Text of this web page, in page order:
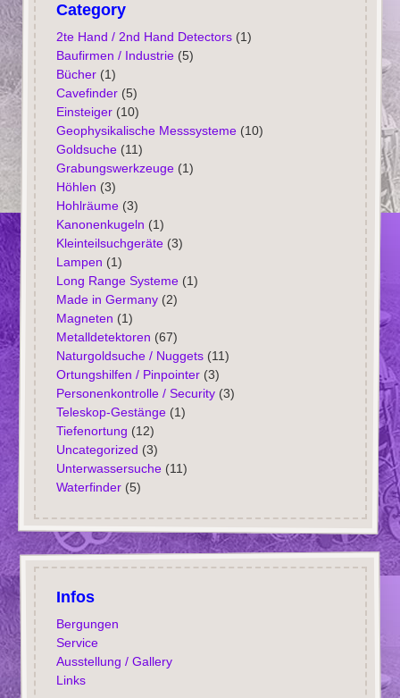
Category
2te Hand / 2nd Hand Detectors(1)
Baufirmen / Industrie(5)
Bücher(1)
Cavefinder(5)
Einsteiger(10)
Geophysikalische Messsysteme(10)
Goldsuche(11)
Grabungswerkzeuge(1)
Höhlen (3)
Hohlräume(3)
Kanonenkugeln (1)
Kleinteilsuchgeräte(3)
Lampen (1)
Long Range Systeme(1)
Made in Germany(2)
Magneten (1)
Metalldetektoren (67)
Naturgoldsuche / Nuggets(11)
Ortungshilfen / Pinpointer(3)
Personenkontrolle / Security(3)
Teleskop-Gestänge(1)
Tiefenortung (12)
Uncategorized (3)
Unterwassersuche(11)
Waterfinder(5)
Infos
Bergungen
Service
Ausstellung / Gallery
Links